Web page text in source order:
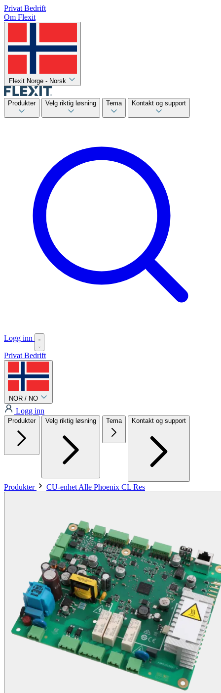
Privat Bedrift
Om Flexit
Flexit Norge - Norsk
Produkter Velg riktig løsning Tema Kontakt og support
Logg inn
Privat Bedrift
NOR / NO
Logg inn
Produkter Velg riktig løsning Tema Kontakt og support
Produkter CU-enhet Alle Phoenix CL Res